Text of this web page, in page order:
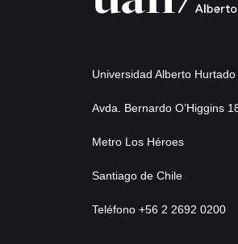
Universidad Alberto Hurtado
Avda. Bernardo O’Higgins
Metro Los Héroes
Santiago de Chile
Teléfono +56 2 2692 0200